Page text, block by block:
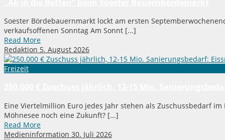
Soester Bördebauernmarkt lockt am ersten
verkaufsoffenen Sonntag Am Sonnt [...]
Read More
Redaktion 5. August 2026
Freizeit
Eine Viertelmillion Euro jedes Jahr stehen als Zuschussbedarf
Möhnesee noch eine Zukunft? [...]
Read More
Medieninformation 30. Juli 2026